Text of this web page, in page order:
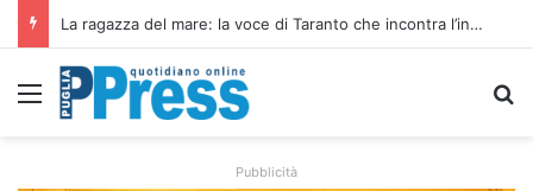
La ragazza del mare: la voce di Taranto che incontra l’indie pop e racconta rinascite
Menu
Pubblicità